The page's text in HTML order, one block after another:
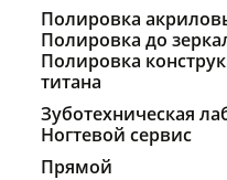
Полировка
Полировка до
Полировка
титана
Зуботехническая
Ногтевой сервис
Прямой